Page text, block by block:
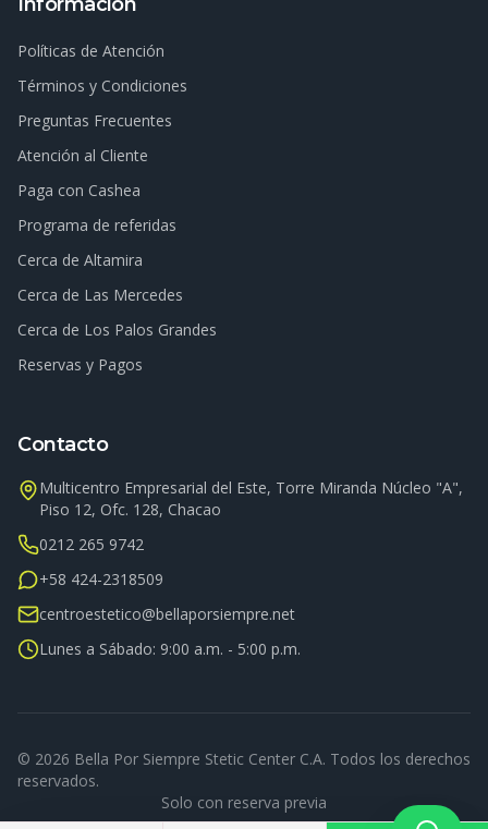
Políticas de Atención
Términos y Condiciones
Preguntas Frecuentes
Atención al Cliente
Paga con Cashea
Programa de referidas
Cerca de Altamira
Cerca de Las Mercedes
Cerca de Los Palos Grandes
Reservas y Pagos
Contacto
Multicentro Empresarial del Este, Torre Miranda Núcleo "A",
Piso 12, Ofc. 128, Chacao
0212 265 9742
+58 424-2318509
centroestetico@bellaporsiempre.net
Lunes a Sábado: 9:00 a.m. - 5:00 p.m.
© 2026 Bella Por Siempre Stetic Center C.A. Todos los derechos
reservados.
Solo con reserva previa